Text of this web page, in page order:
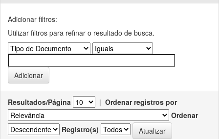
Adicionar filtros:
Utilizar filtros para refinar o resultado de busca.
Resultados/Página | Ordenar registros por
Ordenar
Registro(s)